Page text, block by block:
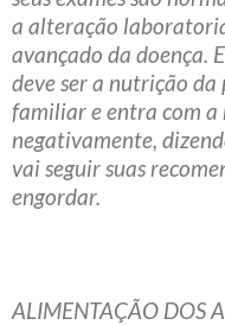
a alteração
avançado da doença.
deve ser a nutrição
familiar e entra com a
negativamente,
vai seguir suas
engordar.
ALIMENTAÇÃO DOS